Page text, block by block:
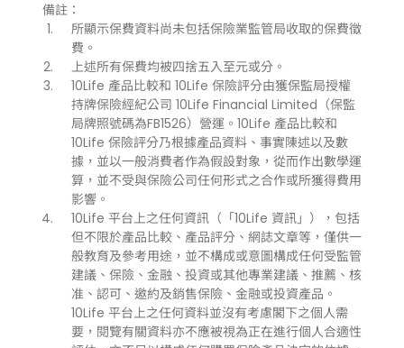
備註：
所顯示保費資料尚未包括保險業監管局收取的保費徵
費。
上述所有保費均被四捨五入至元或分。
10Life 產品比較和 10Life 保險評分由獲保監局授權
持牌保險經紀公司 10Life Financial Limited（保監
局牌照號碼為FB1526）營運。10Life 產品比較和
10Life 保險評分乃根據產品資料、事實陳述以及數
據，並以一般消費者作為假設對象，從而作出數學運
算，並不受與保險公司任何形式之合作或所獲得費用
影響。
10Life 平台上之任何資訊（「10Life 資訊」），包括
但不限於產品比較、產品評分、網誌文章等，僅供一
般教育及參考用途，並不構成或意圖構成任何受監管
建議、保險、金融、投資或其他專業建議、推薦、核
准、認可、邀約及銷售保險、金融或投資產品。
10Life 平台上之任何資料並沒有考慮閣下之個人需
要，閱覽有關資料亦不應被視為正在進行個人合適性